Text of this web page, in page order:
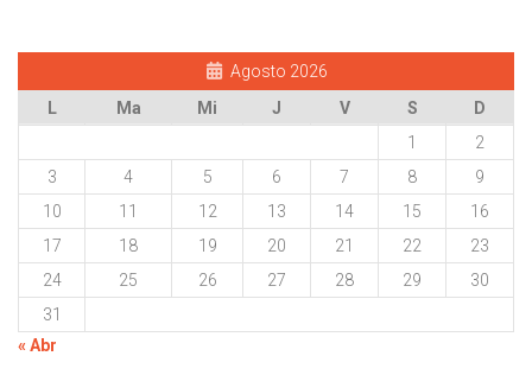
Agosto 2026
L
Ma Mi J V S
D
1
2
3
4 5 6 7 8
9
10
11 12 13 14 15
16
17
18 19 20 21 22
23
24
25 26 27 28 29
30
31
« Abr